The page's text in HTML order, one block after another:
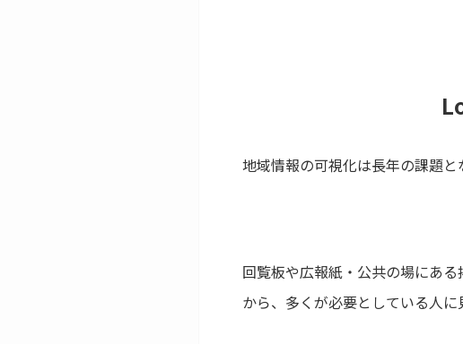
地域情報の可視化は長年の課題と
回覧板や広報紙・公共の場にあ
から、多くが必要としている人に